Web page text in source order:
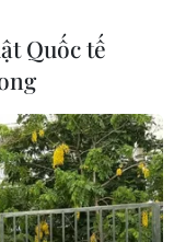
Quốc tế